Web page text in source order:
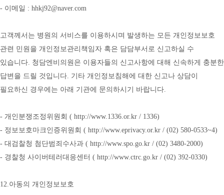
- 이메일 : hhkj92@naver.com
고객께서는 병원의 서비스를 이용하시며 발생하는 모든 개인정보보호
관련 민원을 개인정보관리책임자 혹은 담담부서로 신고하실 수
있습니다. 청담엔비의원은 이용자들의 신고사항에 대해 신속하게 충분한
답변을 드릴 것입니다. 기타 개인정보침해에 대한 신고나 상담이
필요하신 경우에는 아래 기관에 문의하시기 바랍니다.
- 개인분쟁조정위원회 ( http://www.1336.or.kr / 1336)
- 정보보호마크인증위원회 ( http://www.eprivacy.or.kr / (02) 580-0533~4)
- 대검찰청 첨단범죄수사과 ( http://www.spo.go.kr / (02) 3480-2000)
- 경찰청 사이버테러대응센터 ( http://www.ctrc.go.kr / (02) 392-0330)
12.아동의 개인정보보호